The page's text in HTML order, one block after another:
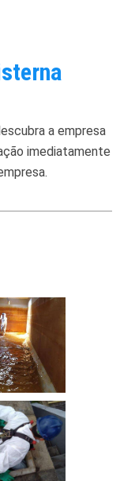
a empresa
imediatamente